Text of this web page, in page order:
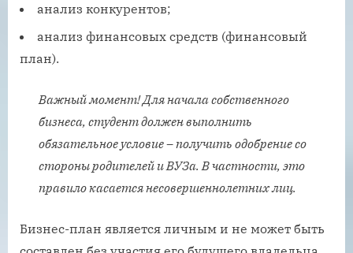
анализ конкурентов;
анализ финансовых средств (финансовый
план).
Важный момент! Для начала собственного
бизнеса, студент должен выполнить
обязательное условие – получить одобрение со
стороны родителей и ВУЗа. В частности, это
правило касается несовершеннолетних лиц.
Бизнес-план является личным и не может быть